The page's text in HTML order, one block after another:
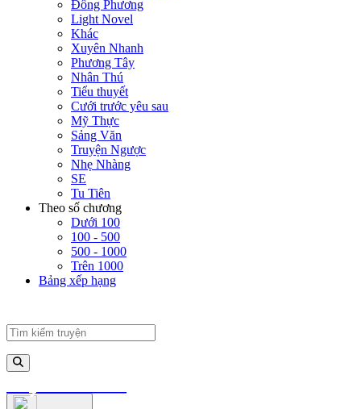
Đông Phương
Light Novel
Khác
Xuyên Nhanh
Phương Tây
Nhân Thú
Tiểu thuyết
Cưới trước yêu sau
Mỹ Thực
Sảng Văn
Truyện Ngược
Nhẹ Nhàng
SE
Tu Tiên
Theo số chương
Dưới 100
100 - 500
500 - 1000
Trên 1000
Bảng xếp hạng
truyenfullz.com